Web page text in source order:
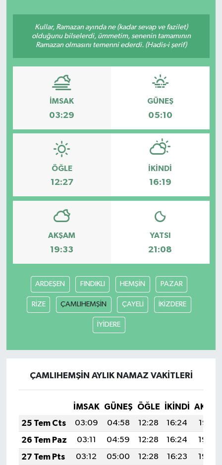
Kullar, Ramazan ayında ne (kadar sevap ve fazilet)
olduğunu bilselerdi, ümmetim, senenin tamamının
Ramazan olmasını temenni ederdi. (Hadis-i şerif)
İMSAK
03:29
GÜNEŞ
05:10
ÖĞLE
12:27
İKINDI
16:19
AKŞAM
19:33
YATSI
21:08
ARDEŞEN FINDIKLI HEMŞİN PAZAR
RİZE ÇAMLIHEMŞİN ÇAYELİ İKİZDERE
İYİDERE
ÇAMLIHEMŞİN AYLIK NAMAZ VAKITLERI
İMSAK GÜNEŞ ÖĞLE İKINDI
25 Tem Cts
03:09 04:58 12:28 16:24
19:47
26 Tem Paz
03:11 04:59 12:28 16:24
19:46
27 Tem Pts
03:12 05:00 12:28 16:23
19:45
Eleman
Emlak
Gurme
İlçe Haberleri
Keşfet
Kültür & Sanat
Magazin
Sağlık
Sokak Hayvanlarını Sahiplendirme
Spor
Vasıta